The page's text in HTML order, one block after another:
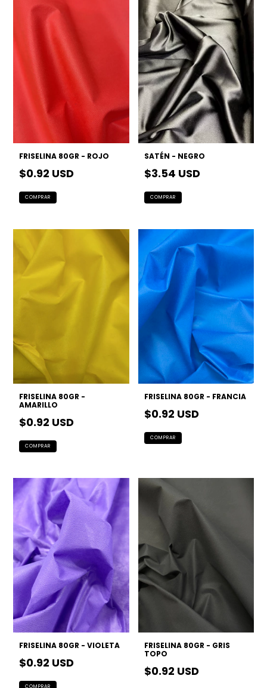
FRISELINA 80GR - ROJO
$0.92 USD
SATÉN - NEGRO
$3.54 USD
FRISELINA 80GR -
AMARILLO
$0.92 USD
FRISELINA 80GR - FRANCIA
$0.92 USD
FRISELINA 80GR - VIOLETA
$0.92 USD
FRISELINA 80GR - GRIS
TOPO
$0.92 USD